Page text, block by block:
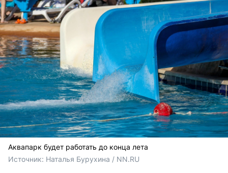
Аквапарк будет работать до конца лета
Источник: Наталья Бурухина / NN.RU